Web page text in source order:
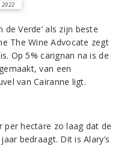
2022
de Verde’ als zijn beste
The Wine Advocate zegt
Op 5% carignan na is de
van een
van Cairanne ligt.
hectare zo laag dat de
bedraagt. Dit is Alary’s